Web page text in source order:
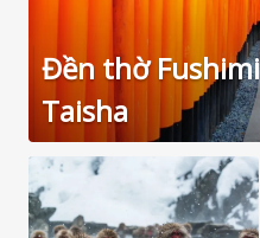
Đền thờ
Taisha